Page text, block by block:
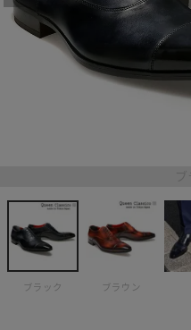
ブラック ブラウン